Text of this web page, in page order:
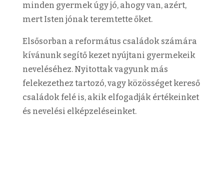
minden gyermek úgy jó, ahogy van, azért,
mert Isten jónak teremtette őket.
Elsősorban a református családok számára
kívánunk segítő kezet nyújtani gyermekeik
neveléséhez. Nyitottak vagyunk más
felekezethez tartozó, vagy közösséget kereső
családok felé is, akik elfogadják értékeinket
és nevelési elképzeléseinket.